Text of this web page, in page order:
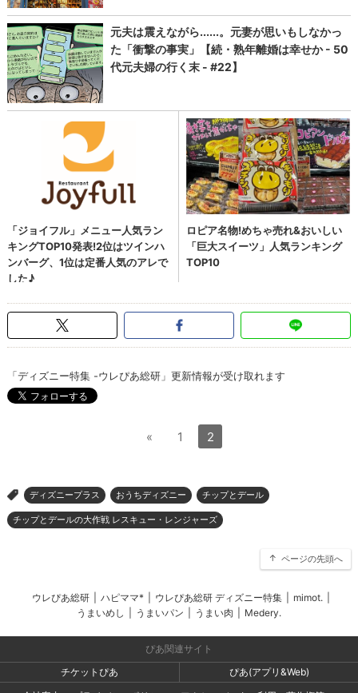
「ディズニー特集 -ウレぴあ総研」更新情報が受け取れます
« 1 2
> ディズニープラス おうちディズニー チップとデール
チップとデールの大作戦 レスキュー・レンジャーズ
ページの先頭へ
ウレぴあ総研 ハピママ* ウレぴあ総研 ディズニー特集 mimot.
うまいめし
うまいパン うまい肉 Medery.
ぴあ関連サイト
チケットぴあ
ぴあ(アプリ&Web)